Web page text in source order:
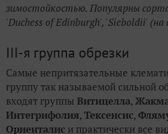
зимостойкостью. Популярны
'Duchess ofEdinburgh', 'Sieboldii' (на
III-я группа обрезки
Самые непритязательные
группу так называемой сильной
входят группы Витицелла,
Интегрифолия,Тексенсис,
Ориенталис и практически все